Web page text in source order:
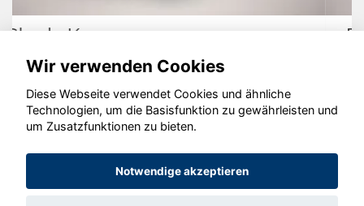
Ford Focus
© konjunkturmotor.de GmbH 2020 - 2026
Wir verwenden Cookies
Diese Webseite verwendet Cookies und ähnliche
Technologien, um die Basisfunktion zu gewährleisten und
um Zusatzfunktionen zu bieten.
Notwendige akzeptieren